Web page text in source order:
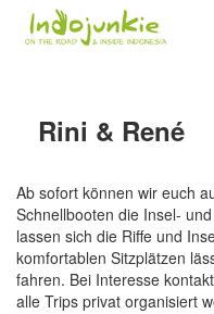
Rini & René
Ab sofort können wir euch
Schnellbooten die Insel-
lassen sich die Riffe und
komfortablen Sitzplätzen
fahren. Bei Interesse
alle Trips privat organisiert